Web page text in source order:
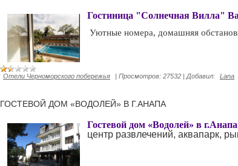
Гостиница "Солнечная Вилла"
Уютные номера, домашняя
Отели Черноморского побережья | Просмотров: 27532 | Добавил: Lana
ГОСТЕВОЙ ДОМ «ВОДОЛЕЙ» В Г.АНАПА
Гостевой дом «Водолей» в г.Анапа
центр развлечений, аквапарк,